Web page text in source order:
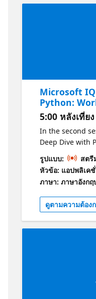
connect it to
including the
search indexes
Then we'll
executes
results with
using Microsoft
ground the
the Foundry IQ
demos will use
in an open-
deploy
hours in the
ask follow-up
Microsoft
Python:
5:00 หลังเที่ย
In the second
Deep Dive with
Work IQ and
into AI-powered
how developers
APIs, A2A
tool-based
practical tool
IQ can be used
Microsoft Agent
demos will use
in an open-
deploy
ask follow-up
รูปแบบ:
สตรี
หัวข้อ: แอปพลิเค
ภาษา: ภาษาอังกฤ
ดูตามความต้อง